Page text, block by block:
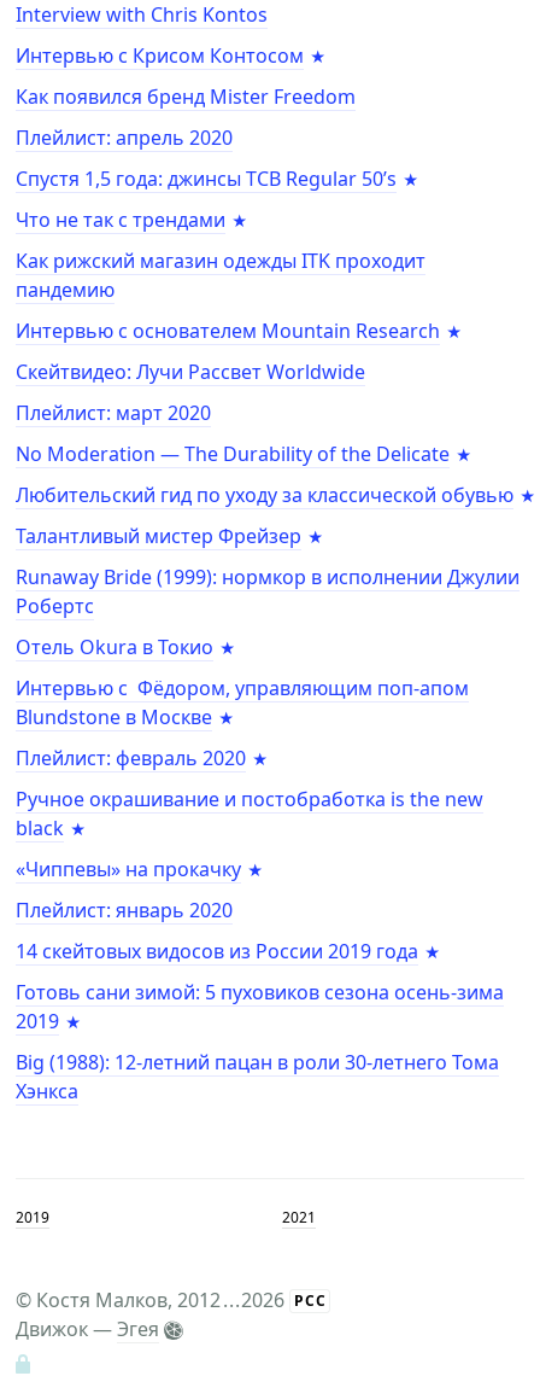
Interview with Chris Kontos
Интервью с Крисом Контосом
Как появился бренд Mister Freedom
Плейлист: апрель 2020
Спустя 1,5 года: джинсы TCB Regular 50’s
Что не так с трендами
Как рижский магазин одежды ITK проходит
пандемию
Интервью с основателем Mountain Research
Скейтвидео: Лучи Рассвет Worldwide
Плейлист: март 2020
No Moderation — The Durability of the Delicate
Любительский гид по уходу за классической обувью
Талантливый мистер Фрейзер
Runaway Bride (1999): нормкор в исполнении Джулии
Робертс
Отель Okura в Токио
Интервью с Фёдором, управляющим поп-апом
Blundstone в Москве
Плейлист: февраль 2020
Ручное окрашивание и постобработка is the new
black
«Чиппевы» на прокачку
Плейлист: январь 2020
14 скейтовых видосов из России 2019 года
Готовь сани зимой: 5 пуховиков сезона осень-зима
2019
Big (1988): 12-летний пацан в роли 30-летнего Тома
Хэнкса
2019 2021
© Костя Малков, 2012...2026 РСС
Движок —Эгея